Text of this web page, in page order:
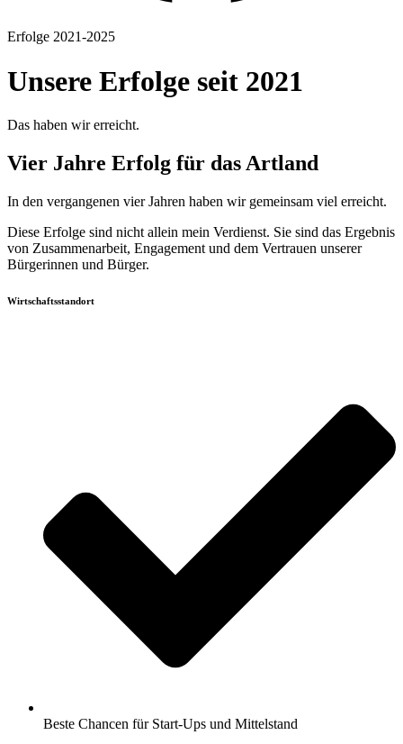
Erfolge 2021-2025
Unsere Erfolge seit 2021
Das haben wir erreicht.
Vier Jahre Erfolg für das Artland
In den vergangenen vier Jahren haben wir gemeinsam viel erreicht.
Diese Erfolge sind nicht allein mein Verdienst. Sie sind das Ergebnis
von Zusammenarbeit, Engagement und dem Vertrauen unserer
Bürgerinnen und Bürger.
Wirtschaftsstandort
Beste Chancen für Start-Ups und Mittelstand